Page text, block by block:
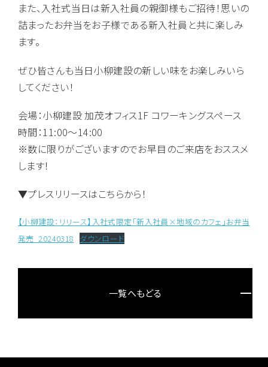
また、入社式当日は新入社員の親御様もご招待！思いの
詰まったお弁当をお子様である新入社員と共に楽しみ
ます。
ぜひ皆さんも当日小柳建設の新しい味をお楽しみいら
してください！
会場：小柳建設 加茂オフィス1F コワーキングスペース
時間：11:00～14:00
※数に限りがございますのでお早目のご来店をおススメ
します！
▼プレスリリースはこちらから！
【小柳建設：リリース】入社式限定「新入社員×地域のカフェ」お弁当
発売_20240318
ダウンロード
一覧へもどる